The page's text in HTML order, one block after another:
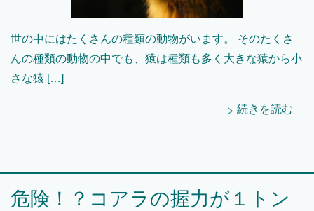
世の中にはたくさんの種類の動物がいます。 そのたくさ
んの種類の動物の中でも、猿は種類も多く大きな猿から小
さな猿 […]
続きを読む
危険！？コアラの握力が１トン